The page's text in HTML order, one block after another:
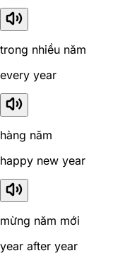
trong nhiều năm
every year
hàng năm
happy new year
mừng năm mới
year after year